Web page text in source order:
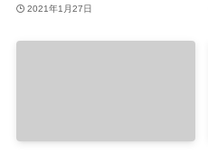
2021年1月27日